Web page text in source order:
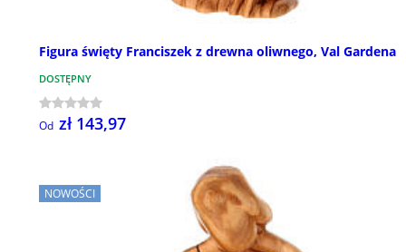
Figura święty Franciszek z drewna oliwnego, Val Gardena
DOSTĘPNY
Od zł 143,97
NOWOŚCI